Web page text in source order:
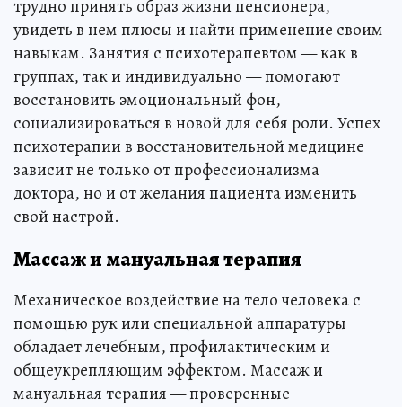
трудно принять образ жизни пенсионера,
увидеть в нем плюсы и найти применение своим
навыкам. Занятия с психотерапевтом — как в
группах, так и индивидуально — помогают
восстановить эмоциональный фон,
социализироваться в новой для себя роли. Успех
психотерапии в восстановительной медицине
зависит не только от профессионализма
доктора, но и от желания пациента изменить
свой настрой.
Массаж и мануальная терапия
Механическое воздействие на тело человека с
помощью рук или специальной аппаратуры
обладает лечебным, профилактическим и
общеукрепляющим эффектом. Массаж и
мануальная терапия — проверенные